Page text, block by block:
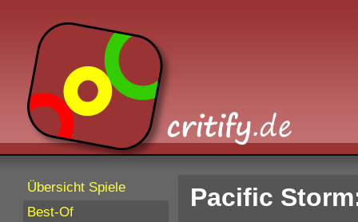
Pacific
Übersicht Spiele
Best-Of